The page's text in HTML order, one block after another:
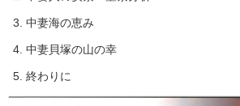
中妻海の恵み
中妻貝塚の山の幸
終わりに